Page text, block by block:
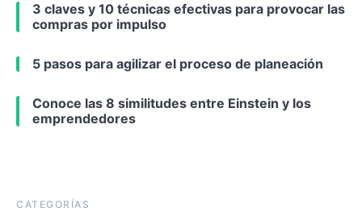
3 claves y 10 técnicas efectivas para provocar las
compras por impulso
5 pasos para agilizar el proceso de planeación
Conoce las 8 similitudes entre Einstein y los
emprendedores
CATEGORÍAS